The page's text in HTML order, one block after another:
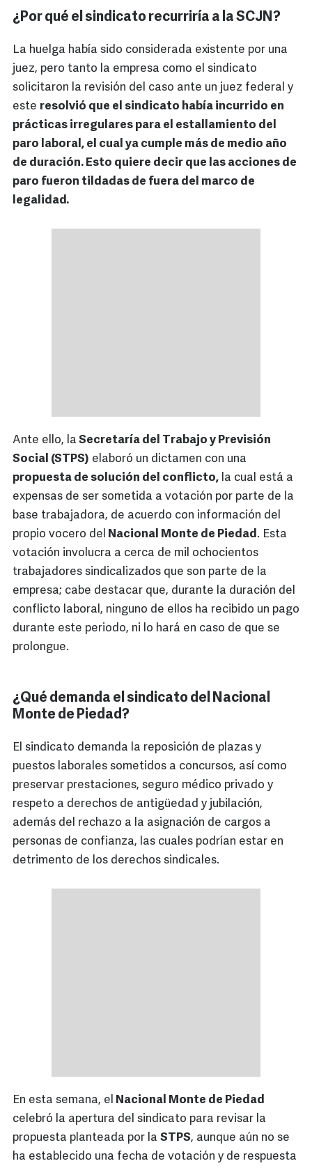
¿Por qué el sindicato recurriría a la SCJN?
La huelga había sido considerada existente por una
juez, pero tanto la empresa como el sindicato
solicitaron la revisión del caso ante un juez federal y
este resolvió que el sindicato había incurrido en
prácticas irregulares para el estallamiento del
paro laboral, el cual ya cumple más de medio año
de duración. Esto quiere decir que las acciones de
paro fueron tildadas de fuera del marco de
legalidad.
Ante ello, la Secretaría del Trabajo y Previsión
Social (STPS) elaboró un dictamen con una
propuesta de solución del conflicto, la cual está a
expensas de ser sometida a votación por parte de la
base trabajadora, de acuerdo con información del
propio vocero del Nacional Monte de Piedad. Esta
votación involucra a cerca de mil ochocientos
trabajadores sindicalizados que son parte de la
empresa; cabe destacar que, durante la duración del
conflicto laboral, ninguno de ellos ha recibido un pago
durante este periodo, ni lo hará en caso de que se
prolongue.
¿Qué demanda el sindicato del Nacional
Monte de Piedad?
El sindicato demanda la reposición de plazas y
puestos laborales sometidos a concursos, así como
preservar prestaciones, seguro médico privado y
respeto a derechos de antigüedad y jubilación,
además del rechazo a la asignación de cargos a
personas de confianza, las cuales podrían estar en
detrimento de los derechos sindicales.
En esta semana, el Nacional Monte de Piedad
celebró la apertura del sindicato para revisar la
propuesta planteada por la STPS, aunque aún no se
ha establecido una fecha de votación y de respuesta